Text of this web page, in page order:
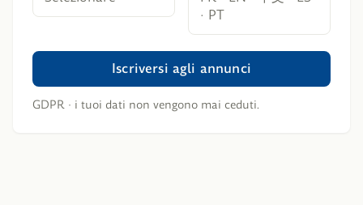
· PT
Iscriversi agli annunci
GDPR · i tuoi dati non vengono mai ceduti.